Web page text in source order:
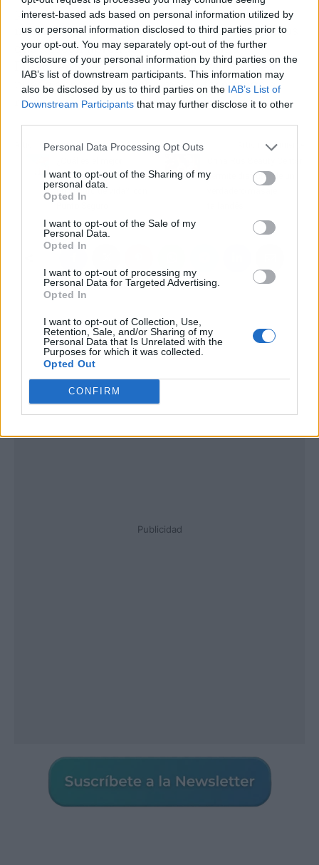
interest-based ads based on personal information utilized by
us or personal information disclosed to third parties prior to
your opt-out. You may separately opt-out of the further
disclosure of your personal information by third parties on the
IAB’s list of downstream participants. This information may
also be disclosed by us to third parties on the IAB’s List of
Downstream Participants that may further disclose it to other
Personal Data Processing Opt Outs
I want to opt-out of the Sharing of my
personal data.
Opted In
I want to opt-out of the Sale of my
Personal Data.
Opted In
I want to opt-out of processing my
Personal Data for Targeted Advertising.
Opted In
I want to opt-out of Collection, Use,
Retention, Sale, and/or Sharing of my
Personal Data that Is Unrelated with the
Purposes for which it was collected.
Opted Out
CONFIRM
para ofrecer a su rostro y su bienestar. Allí
mismo se ofrece formación para todos aquellos
que deseen aprender sobre la misma.
Finalmente, en su cuenta de Instagram se
puede encontrar mucha más información al
respecto.
Artículo anterior
momento para contratar
un seguro de vida?, con
Artículo siguiente
permite disfrutar de un
Publicidad